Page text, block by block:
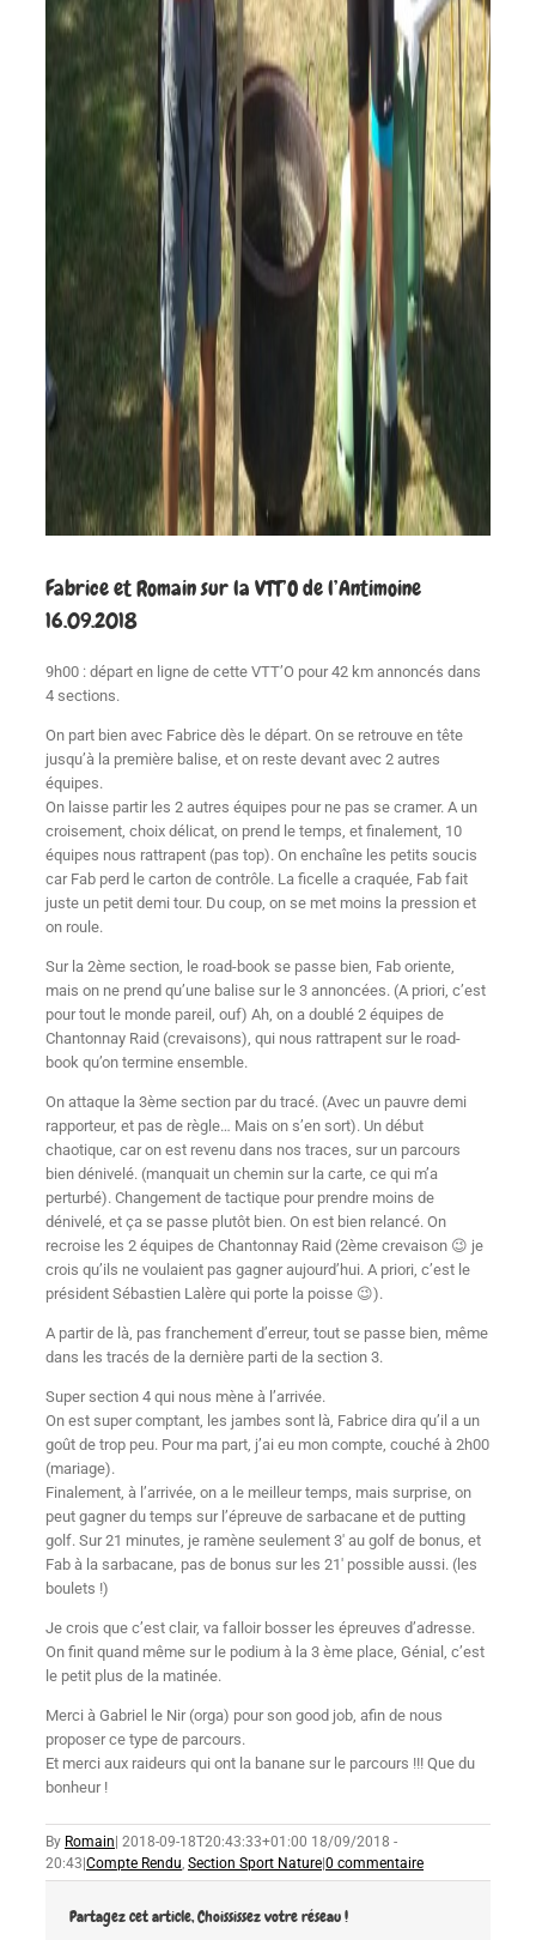
Fabrice et Romain sur la VTT’O de l’Antimoine
16.09.2018
9h00 : départ en ligne de cette VTT’O pour 42 km annoncés dans
4 sections.
On part bien avec Fabrice dès le départ. On se retrouve en tête
jusqu’à la première balise, et on reste devant avec 2 autres
équipes.
On laisse partir les 2 autres équipes pour ne pas se cramer. A un
croisement, choix délicat, on prend le temps, et finalement, 10
équipes nous rattrapent (pas top). On enchaîne les petits soucis
car Fab perd le carton de contrôle. La ficelle a craquée, Fab fait
juste un petit demi tour. Du coup, on se met moins la pression et
on roule.
Sur la 2ème section, le road-book se passe bien, Fab oriente,
mais on ne prend qu’une balise sur le 3 annoncées. (A priori, c’est
pour tout le monde pareil, ouf) Ah, on a doublé 2 équipes de
Chantonnay Raid (crevaisons), qui nous rattrapent sur le road-
book qu’on termine ensemble.
On attaque la 3ème section par du tracé. (Avec un pauvre demi
rapporteur, et pas de règle… Mais on s’en sort). Un début
chaotique, car on est revenu dans nos traces, sur un parcours
bien dénivelé. (manquait un chemin sur la carte, ce qui m’a
perturbé). Changement de tactique pour prendre moins de
dénivelé, et ça se passe plutôt bien. On est bien relancé. On
recroise les 2 équipes de Chantonnay Raid (2ème crevaison 😉 je
crois qu’ils ne voulaient pas gagner aujourd’hui. A priori, c’est le
président Sébastien Lalère qui porte la poisse 😉).
A partir de là, pas franchement d’erreur, tout se passe bien, même
dans les tracés de la dernière parti de la section 3.
Super section 4 qui nous mène à l’arrivée.
On est super comptant, les jambes sont là, Fabrice dira qu’il a un
goût de trop peu. Pour ma part, j’ai eu mon compte, couché à 2h00
(mariage).
Finalement, à l’arrivée, on a le meilleur temps, mais surprise, on
peut gagner du temps sur l’épreuve de sarbacane et de putting
golf. Sur 21 minutes, je ramène seulement 3′ au golf de bonus, et
Fab à la sarbacane, pas de bonus sur les 21′ possible aussi. (les
boulets !)
Je crois que c’est clair, va falloir bosser les épreuves d’adresse.
On finit quand même sur le podium à la 3 ème place, Génial, c’est
le petit plus de la matinée.
Merci à Gabriel le Nir (orga) pour son good job, afin de nous
proposer ce type de parcours.
Et merci aux raideurs qui ont la banane sur le parcours !!! Que du
bonheur !
By Romain| 2018-09-18T20:43:33+01:00 18/09/2018 -
20:43|Compte Rendu Section Sport Nature|0 commentaire
Partagez cet article, Choississez votre réseau !